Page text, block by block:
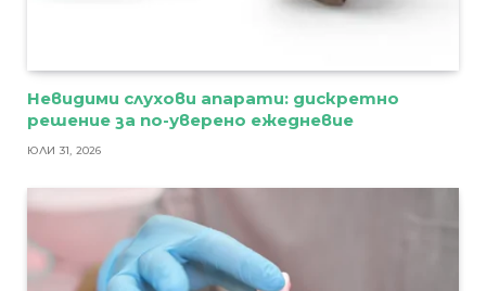
Невидими слухови апарати: дискретно
решение за по-уверено ежедневие
ЮЛИ 31, 2026